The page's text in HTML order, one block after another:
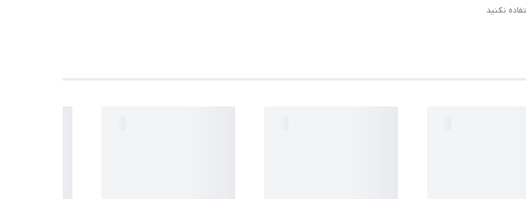
نکنید